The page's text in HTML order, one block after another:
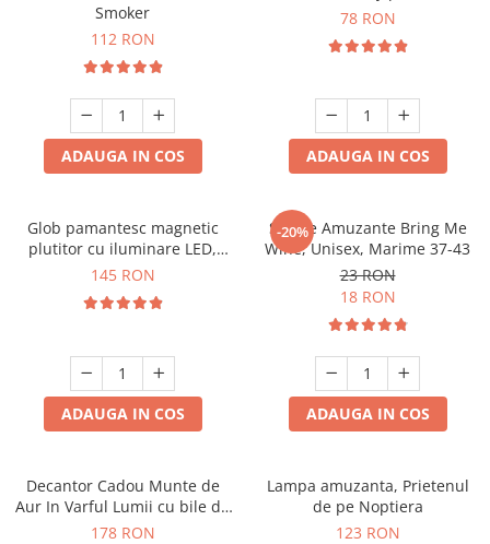
Smoker
112 RON
ADAUGA IN COS
78 RON
ADAUGA IN COS
Glob pamantesc magnetic
plutitor cu iluminare LED,
Forma C
145 RON
ADAUGA IN COS
-20%
Sosete Amuzante Bring Me
Wine, Unisex, Marime 37-43
23 RON
18 RON
ADAUGA IN COS
Decantor Cadou Munte de
Aur In Varful Lumii cu bile de
curatare
178 RON
Lampa amuzanta, Prietenul
de pe Noptiera
123 RON